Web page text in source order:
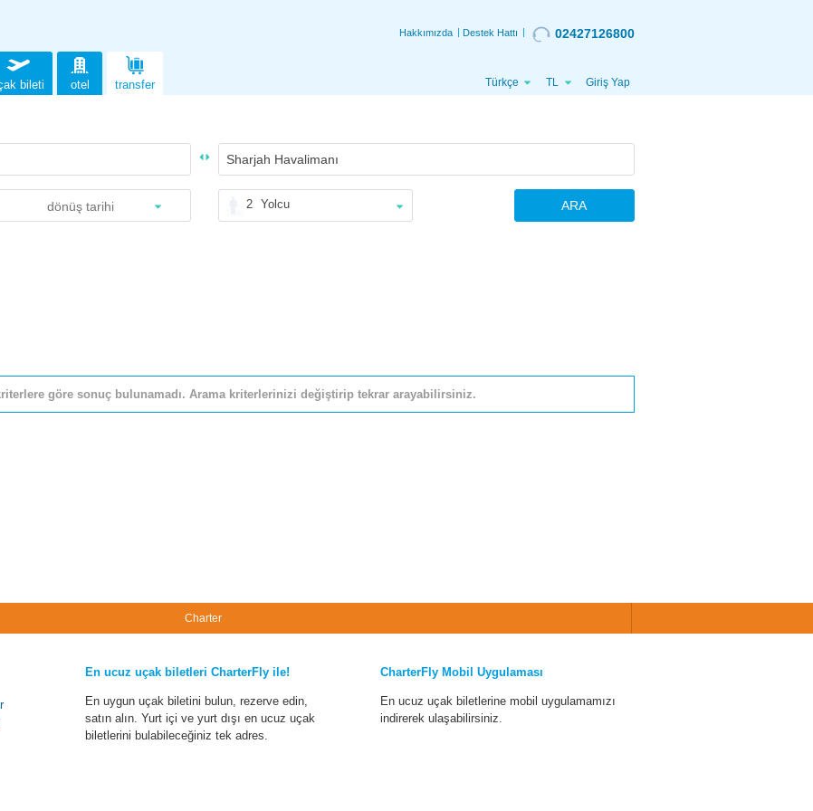
Hakkımızda Destek Hattı 02427126800
bileti otel transfer Türkçe TL Giriş Yap
2 Yolcu ARA
kriterlere göre sonuç bulunamadı. Arama kriterlerinizi değiştirip tekrar arayabilirsiniz.
Charter
En ucuz uçak biletleri CharterFly ile!
En uygun uçak biletini bulun, rezerve edin,
satın alın. Yurt içi ve yurt dışı en ucuz uçak
biletlerini bulabileceğiniz tek adres.
CharterFly Mobil Uygulaması
En ucuz uçak biletlerine mobil uygulamamızı
indirerek ulaşabilirsiniz.